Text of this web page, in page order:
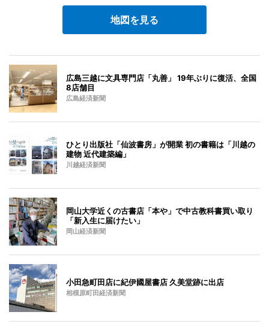
地図を見る
広島三越に文具専門店「丸善」 19年ぶりに復活、全国
8店舗目
広島経済新聞
ひとり出版社「仙波書房」が開業 初の書籍は「川越の
建物 近代建築編」
川越経済新聞
岡山大学近くの古書店「本や」で中古教科書買い取り
「新入生に届けたい」
岡山経済新聞
小田急町田店に紀伊國屋書店 久美堂跡に出店
相模原町田経済新聞